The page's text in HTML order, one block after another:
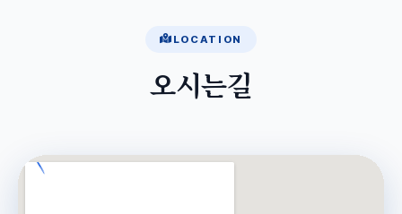
LOCATION
오시는길